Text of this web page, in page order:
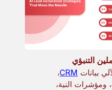
التنبؤي
بيانات CRM،
ومؤشرات النية،